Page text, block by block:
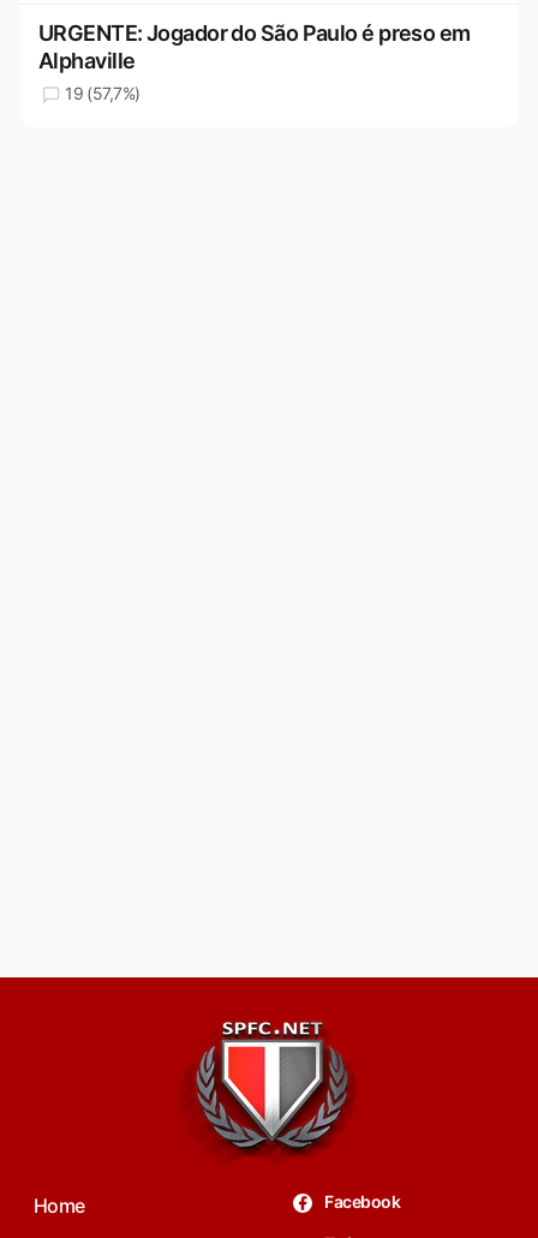
URGENTE: Jogador do São Paulo é preso em
Alphaville
19 (57,7%)
Home Facebook